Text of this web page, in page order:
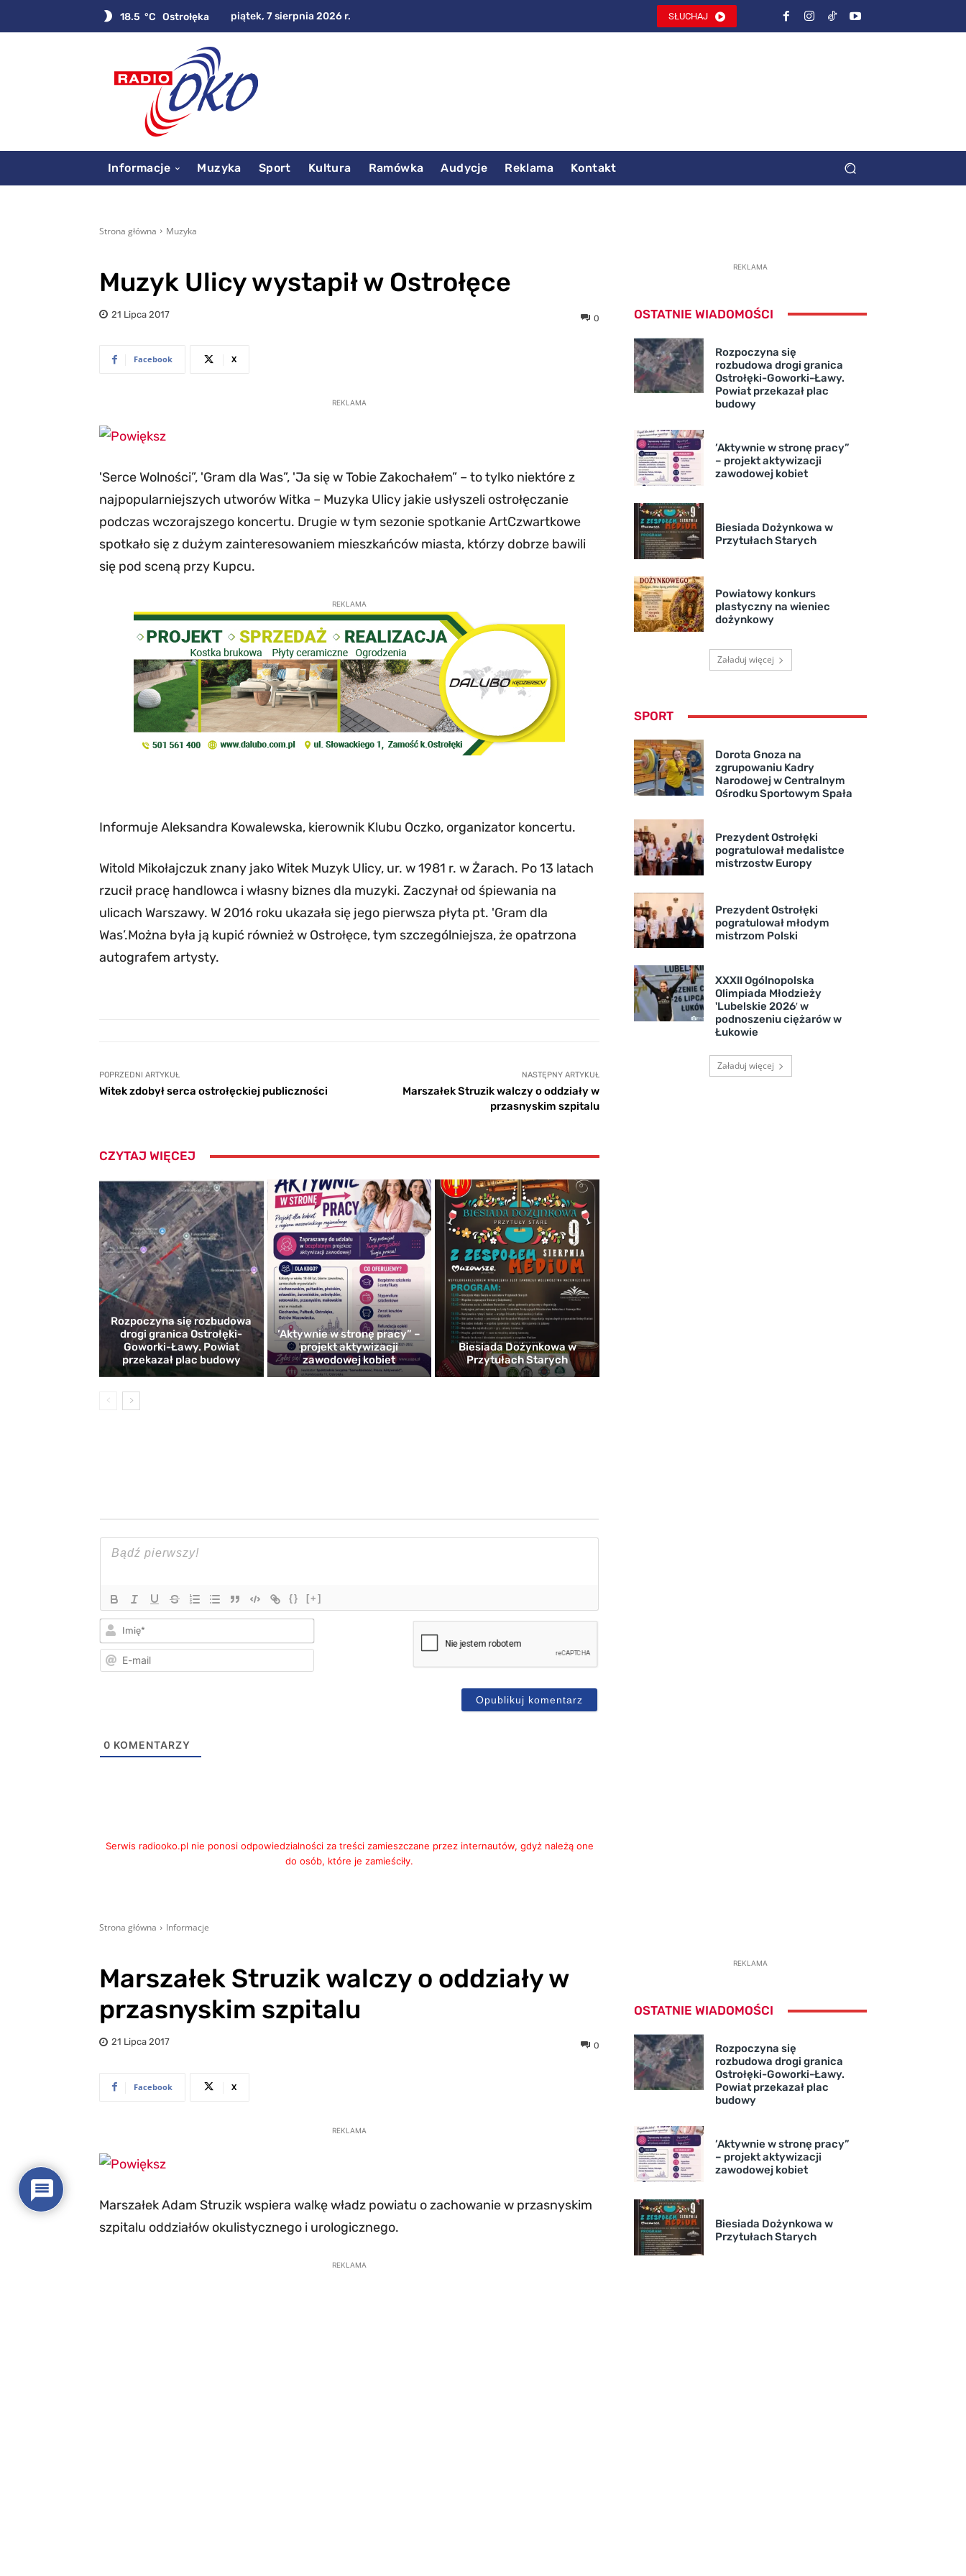
18.5 C Ostrołęka piątek, 7 sierpnia 2026 r. SŁUCHAJ
Informacje Muzyka Sport Kultura Ramówka Audycje Reklama Kontakt
Strona główna Muzyka
Muzyk Ulicy wystapił w Ostrołęce
21 Lipca 2017 0
Facebook X
REKLAMA
'Serce Wolności”, 'Gram dla Was”, 'Ja się w Tobie Zakochałem” – to tylko niektóre z
najpopularniejszych utworów Witka – Muzyka Ulicy jakie usłyszeli ostrołęczanie
podczas wczorajszego koncertu. Drugie w tym sezonie spotkanie ArtCzwartkowe
spotkało się z dużym zainteresowaniem mieszkańców miasta, którzy dobrze bawili
się pod sceną przy Kupcu.
REKLAMA
Informuje Aleksandra Kowalewska, kierownik Klubu Oczko, organizator koncertu.
Witold Mikołajczuk znany jako Witek Muzyk Ulicy, ur. w 1981 r. w Żarach. Po 13 latach
rzucił pracę handlowca i własny biznes dla muzyki. Zaczynał od śpiewania na
ulicach Warszawy. W 2016 roku ukazała się jego pierwsza płyta pt. 'Gram dla
Was’.Można była ją kupić również w Ostrołęce, tym szczególniejsza, że opatrzona
autografem artysty.
POPRZEDNI ARTYKUŁ
Witek zdobył serca ostrołęckiej publiczności
NASTĘPNY ARTYKUŁ
Marszałek Struzik walczy o oddziały w
przasnyskim szpitalu
CZYTAJ WIĘCEJ
Rozpoczyna się rozbudowa
drogi granica Ostrołęki-
Goworki-Ławy. Powiat
przekazał plac budowy
’Aktywnie w stronę pracy” –
projekt aktywizacji
zawodowej kobiet
Biesiada Dożynkowa w
Przytułach Starych
{} [+]
Imię*
mail
0 KOMENTARZY
Serwis radiooko.pl nie ponosi odpowiedzialności za treści zamieszczane przez internautów, gdyż należą one
do osób, które je zamieściły.
REKLAMA
OSTATNIE WIADOMOŚCI
Rozpoczyna się
rozbudowa drogi granica
Ostrołęki-Goworki-Ławy.
Powiat przekazał plac
budowy
’Aktywnie w stronę pracy”
– projekt aktywizacji
zawodowej kobiet
Biesiada Dożynkowa w
Przytułach Starych
Powiatowy konkurs
plastyczny na wieniec
dożynkowy
Załaduj więcej
SPORT
Dorota Gnoza na
zgrupowaniu Kadry
Narodowej w Centralnym
Ośrodku Sportowym Spała
Prezydent Ostrołęki
pogratulował medalistce
mistrzostw Europy
Prezydent Ostrołęki
pogratulował młodym
mistrzom Polski
XXXII Ogólnopolska
Olimpiada Młodzieży
'Lubelskie 2026′ w
podnoszeniu ciężarów w
Łukowie
Załaduj więcej